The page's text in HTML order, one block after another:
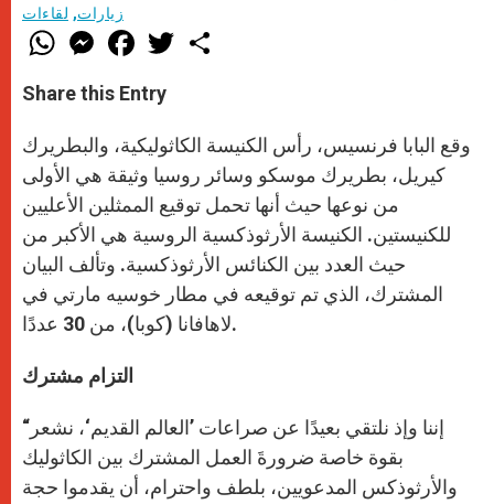
زيارات, لقاءات
W
h
t
s
p
p
M
e
s
e
e
r
F
a
e
b
o
k
w
r
Share this Entry
وقع البابا فرنسيس، رأس الكنيسة الكاثوليكية، والبطريرك
كيريل، بطريرك موسكو وسائر روسيا وثيقة هي الأولى
من نوعها حيث أنها تحمل توقيع الممثلين الأعليين
للكنيستين. الكنيسة الأرثوذكسية الروسية هي الأكبر من
حيث العدد بين الكنائس الأرثوذكسية. وتألف البيان
المشترك، الذي تم توقيعه في مطار خوسيه مارتي في
لاهافانا (كوبا)، من 30 عددًا.
التزام مشترك
“إننا وإذ نلتقي بعيدًا عن صراعات ’العالم القديم‘، نشعر
بقوة خاصة ضرورةَ العمل المشترك بين الكاثوليك
والأرثوذكس المدعويين، بلطف واحترام، أن يقدموا حجة